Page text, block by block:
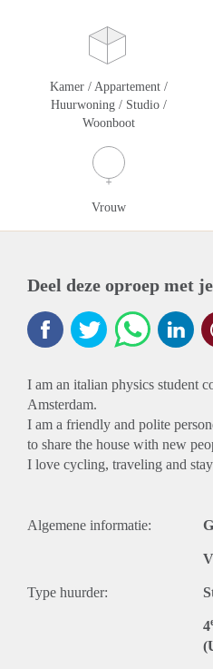
Kamer / Appartement /
Huurwoning / Studio /
Woonboot
Vrouw
Deel deze oproep met
I am an italian physics student
Amsterdam.
I am a friendly and polite
to share the house with new
I love cycling, traveling and
Algemene informatie:
Type huurder:
4